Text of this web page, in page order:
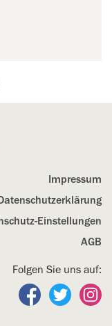
Impressum
Datenschutz­erklärung
Einstellungen
AGB
Folgen Sie uns auf:
Folgen Sie